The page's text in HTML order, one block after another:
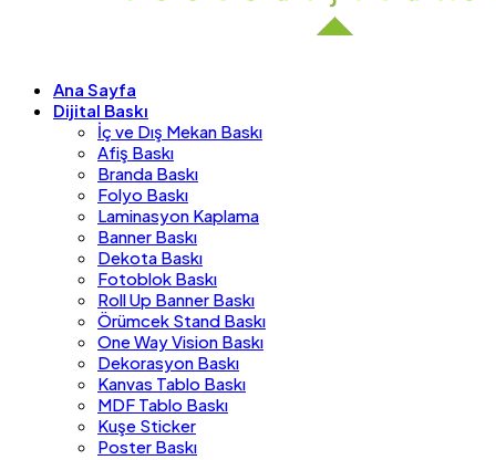
Ana Sayfa
Dijital Baskı
İç ve Dış Mekan Baskı
Afiş Baskı
Branda Baskı
Folyo Baskı
Laminasyon Kaplama
Banner Baskı
Dekota Baskı
Fotoblok Baskı
Roll Up Banner Baskı
Örümcek Stand Baskı
One Way Vision Baskı
Dekorasyon Baskı
Kanvas Tablo Baskı
MDF Tablo Baskı
Kuşe Sticker
Poster Baskı